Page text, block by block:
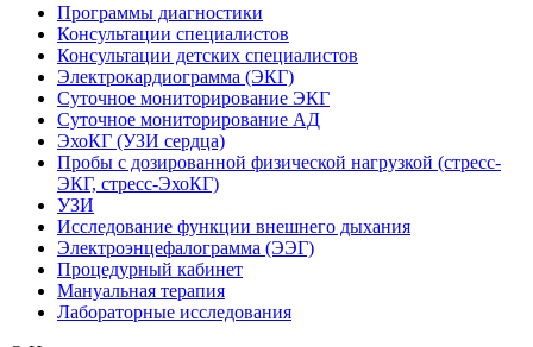
Программы диагностики
Консультации специалистов
Консультации детских специалистов
Электрокардиограмма (ЭКГ)
Суточное мониторирование ЭКГ
Суточное мониторирование АД
ЭхоКГ (УЗИ сердца)
Пробы с дозированной физической нагрузкой (стресс-
ЭКГ, стресс-ЭхоКГ)
УЗИ
Исследование функции внешнего дыхания
Электроэнцефалограмма (ЭЭГ)
Процедурный кабинет
Мануальная терапия
Лабораторные исследования